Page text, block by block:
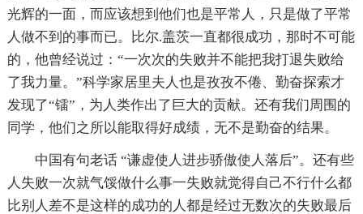
光辉的一面，而应该想到他们也是平常人，只是做了平常
人做不到的事而已。比尔.盖茨一直都很成功，那时不可能
的，他曾经说过：“一次次的失败并不能把我打退失败给
了我力量。”科学家居里夫人也是孜孜不倦、勤奋探索才
发现了“镭”，为人类作出了巨大的贡献。还有我们周围的
同学，他们之所以能取得好成绩，无不是勤奋的结果。
中国有句老话 “谦虚使人进步骄傲使人落后”。还有些
人失败一次就气馁做什么事一失败就觉得自己不行什么都
比别人差不是这样的成功的人都是经过无数次的失败最后